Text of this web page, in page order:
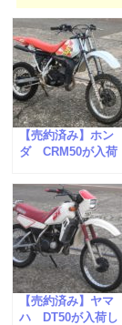
【売約済み】ホン
ダ CRM50が入荷
【売約済み】ヤマ
ハ DT50が入荷し